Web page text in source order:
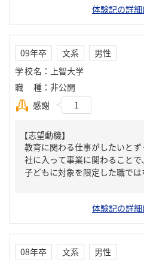
体験記の詳
09年卒 文系
男性
学校名 ： 上智大学
職種 ： 非公開
感謝
1
【志望動機】
教育に関わる仕事がしたいと
社に入って事業に関わること
子どもに対象を限定した職で
体験記の詳
08年卒 文系
男性